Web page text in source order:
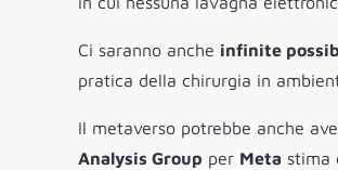
Ci saranno anche infinite
pratica della chirurgia in
Il metaverso potrebbe anche
Analysis Group per Meta stima